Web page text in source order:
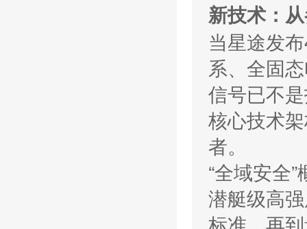
新技术：
当星途发
系、全固
信号已不
核心技术
者。
“全域安全
潜艇级高
标准，再